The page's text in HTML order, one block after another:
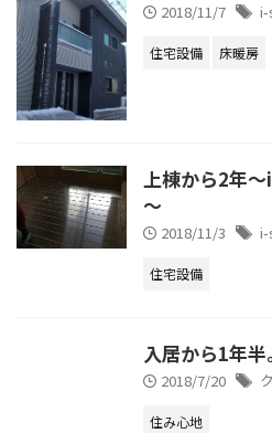
2018/11/7 i-
住宅設備 床暖房
上棟から2年
～
2018/11/3 i-
住宅設備
入居から1年半
2018/7/20
住み心地